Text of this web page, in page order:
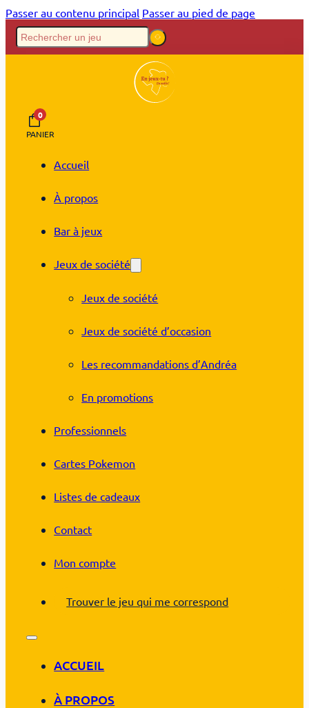
Passer au contenu principal Passer au pied de page
0
PANIER
Accueil
À propos
Bar à jeux
Jeux de société
Jeux de société
Jeux de société d’occasion
Les recommandations d’Andréa
En promotions
Professionnels
Cartes Pokemon
Listes de cadeaux
Contact
Mon compte
Trouver le jeu qui me correspond
ACCUEIL
À PROPOS